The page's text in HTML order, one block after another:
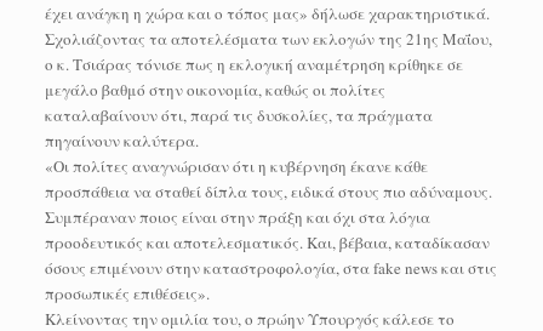
έχει ανάγκη η χώρα και ο τόπος μας» δήλωσε χαρακτηριστικά.
Σχολιάζοντας τα αποτελέσματα των εκλογών της 21ης Μαΐου,
ο κ. Τσιάρας τόνισε πως η εκλογική αναμέτρηση κρίθηκε σε
μεγάλο βαθμό στην οικονομία, καθώς οι πολίτες
καταλαβαίνουν ότι, παρά τις δυσκολίες, τα πράγματα
πηγαίνουν καλύτερα.
«Οι πολίτες αναγνώρισαν ότι η κυβέρνηση έκανε κάθε
προσπάθεια να σταθεί δίπλα τους, ειδικά στους πιο αδύναμους.
Συμπέραναν ποιος είναι στην πράξη και όχι στα λόγια
προοδευτικός και αποτελεσματικός. Και, βέβαια, καταδίκασαν
όσους επιμένουν στην καταστροφολογία, στα fake news και στις
προσωπικές επιθέσεις».
Κλείνοντας την ομιλία του, ο πρώην Υπουργός κάλεσε το